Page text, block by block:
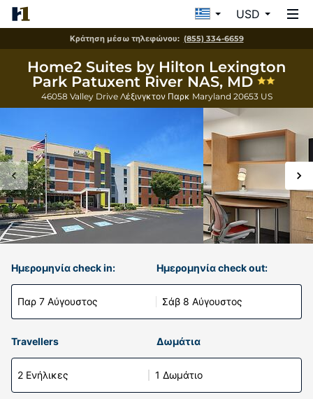
USD
Κράτηση μέσω τηλεφώνου: (855) 334-6659
Home2 Suites by Hilton Lexington
Park Patuxent River NAS, MD
46058 Valley Drive Λέξινγκτον Παρκ Maryland 20653 US
Ημερομηνία check in:
Παρ 7 Αύγουστος
Ημερομηνία check out:
Σάβ 8 Αύγουστος
Travellers Δωμάτια
2 Ενήλικες 1 Δωμάτιο